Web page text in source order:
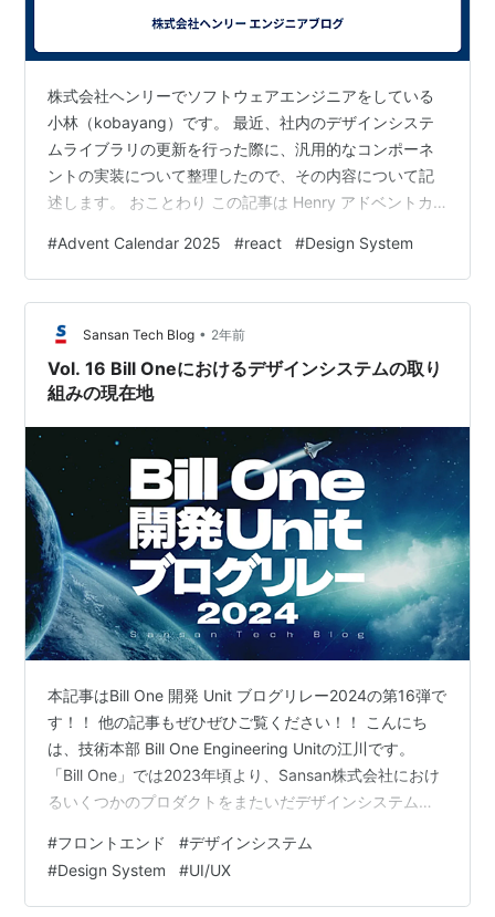
株式会社ヘンリーでソフトウェアエンジニアをしている
小林（kobayang）です。 最近、社内のデザインシステ
ムライブラリの更新を行った際に、汎用的なコンポーネ
ントの実装について整理したので、その内容について記
述します。 おことわり この記事は Henry アドベントカ
発を支える技術3 ~ モダンな技術で再発明する ~ の、
「デザインシステムライブラリを実装する」から「汎用
的なコンポーネントを実装するテクニック」の節を切り
出した内容になります。 なお、この記事の内容は React
前提になります。 Props の定義 汎用的なコンポーネン…
#Advent Calendar 2025 #react #Design System
Sansan Tech Blog • 2年前
Vol. 16 Bill Oneにおけるデザインシステムの取り
組みの現在地
本記事はBill One 開発 Unit ブログリレー2024の第16弾で
す！！ 他の記事もぜひぜひご覧ください！！ こんにち
は、技術本部 Bill One Engineering Unitの江川です。
「Bill One」では2023年頃より、Sansan株式会社におけ
るいくつかのプロダクトをまたいだデザインシステム
回は、このOne Design Systemの取り組みのこれまでと
これからについてお話していきたいと思います！
#フロントエンド #デザインシステム
#Design System #UI/UX